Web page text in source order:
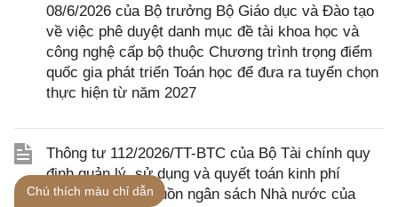
08/6/2026 của Bộ trưởng Bộ Giáo dục và Đào tạo
về việc phê duyệt danh mục đề tài khoa học và
công nghệ cấp bộ thuộc Chương trình trọng điểm
quốc gia phát triển Toán học để đưa ra tuyển chọn
thực hiện từ năm 2027
Thông tư 112/2026/TT-BTC của Bộ Tài chính quy
định quản lý, sử dụng và quyết toán kinh phí
thường xuyên nguồn ngân sách Nhà nước của
Chú thích màu chỉ dẫn